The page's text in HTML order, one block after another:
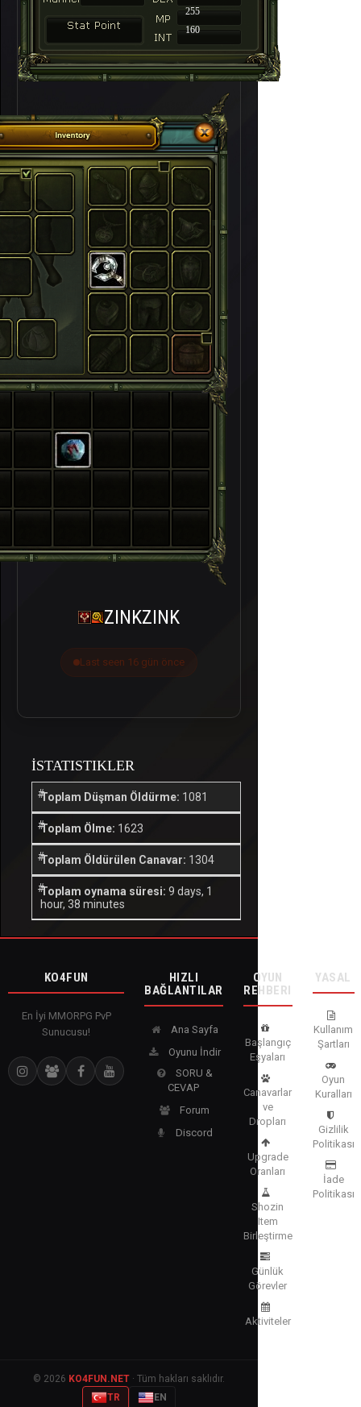
255
160
ZINKZINK
Last seen 16 gün önce
İSTATISTIKLER
Toplam Düşman Öldürme: 1081
Toplam Ölme: 1623
Toplam Öldürülen Canavar: 1304
Toplam oynama süresi: 9 days, 1
hour, 38 minutes
KO4FUN
En İyi MMORPG PvP
Sunucusu!
HIZLI
BAĞLANTILAR
Ana Sayfa
Oyunu İndir
SORU &
CEVAP
Forum
Discord
OYUN
REHBERI
Başlangıç
Eşyaları
Canavarlar
ve
Dropları
Upgrade
Oranları
Shozin
Item
Birleştirme
Günlük
Görevler
Aktiviteler
YASAL
Kullanım
Şartları
Oyun
Kuralları
Gizlilik
Politikası
İade
Politikası
© 2026 KO4FUN.NET · Tüm hakları saklıdır.
TR
EN